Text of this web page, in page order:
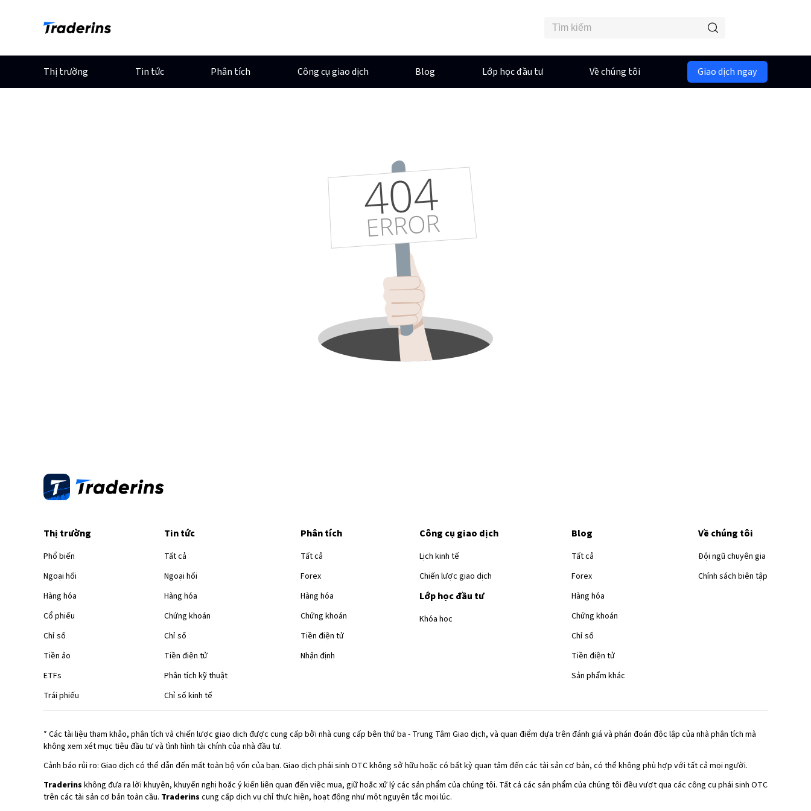
Thị trường Tin tức Phân tích Công cụ giao dịch Blog Lớp học đầu tư Về chúng tôi Giao dịch ngay
Thị trường
Phổ biến
Ngoại hối
Hàng hóa
Cổ phiếu
Chỉ số
Tiền ảo
ETFs
Trái phiếu
Tin tức
Tất cả
Ngoại hối
Hàng hóa
Chứng khoán
Chỉ số
Tiền điện tử
Phân tích kỹ thuật
Chỉ số kinh tế
Phân tích
Tất cả
Forex
Hàng hóa
Chứng khoán
Tiền điện tử
Nhận định
Công cụ giao dịch
Lịch kinh tế
Chiến lược giao dịch
Lớp học đầu tư
Khóa học
Blog
Tất cả
Forex
Hàng hóa
Chứng khoán
Chỉ số
Tiền điện tử
Sản phẩm khác
Về chúng tôi
Đội ngũ chuyên gia
Chính sách biên tập
* Các tài liệu tham khảo, phân tích và chiến lược giao dịch được cung cấp bởi nhà cung cấp bên thứ ba - Trung Tâm Giao dịch, và quan điểm dựa trên đánh giá và phán đoán độc lập của nhà phân tích mà
không xem xét mục tiêu đầu tư và tình hình tài chính của nhà đầu tư.
Cảnh báo rủi ro: Giao dịch có thể dẫn đến mất toàn bộ vốn của bạn. Giao dịch phái sinh OTC không sở hữu hoặc có bất kỳ quan tâm đến các tài sản cơ bản, có thể không phù hợp với tất cả mọi người.
Traderins không đưa ra lời khuyên, khuyến nghị hoặc ý kiến liên quan đến việc mua, giữ hoặc xử lý các sản phẩm của chúng tôi. Tất cả các sản phẩm của chúng tôi đều vượt qua các công cụ phái sinh OTC
trên các tài sản cơ bản toàn cầu. Traderins cung cấp dịch vụ chỉ thực hiện, hoạt động như một nguyên tắc mọi lúc.